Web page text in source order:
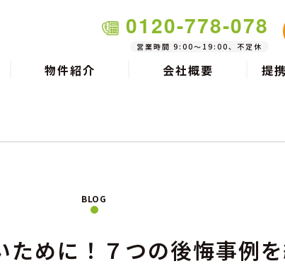
0120-778-078
営業時間 9:00～19:00、不定休
物件紹介 会社概要 提
BLOG
ために！７つの後悔事例